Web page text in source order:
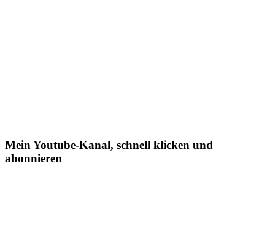
Mein Youtube-Kanal, schnell klicken und
abonnieren